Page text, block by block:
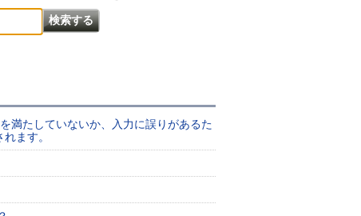
満たしていないか、入力に誤りがあるた
ます。